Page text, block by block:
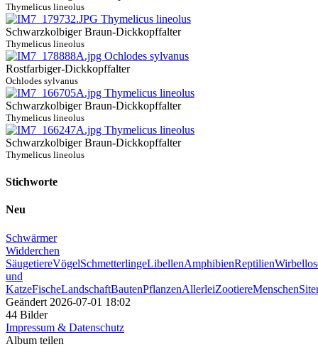
Thymelicus lineolus
Schwarzkolbiger Braun-Dickkopffalter
Thymelicus lineolus
Rostfarbiger-Dickkopffalter
Ochlodes sylvanus
Schwarzkolbiger Braun-Dickkopffalter
Thymelicus lineolus
Schwarzkolbiger Braun-Dickkopffalter
Thymelicus lineolus
Stichworte
Neu
Schwärmer
Widderchen
SäugetiereVögelSchmetterlingeLibellenAmphibienReptilien
und
KatzeFischeLandschaftBautenPflanzenAllerleiZootiereMenschen
Geändert 2026-07-01 18:02
44 Bilder
Impressum & Datenschutz
Album teilen